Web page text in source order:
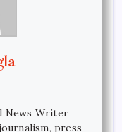
News Writer
press